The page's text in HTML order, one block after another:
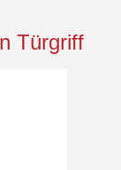
Türgriff